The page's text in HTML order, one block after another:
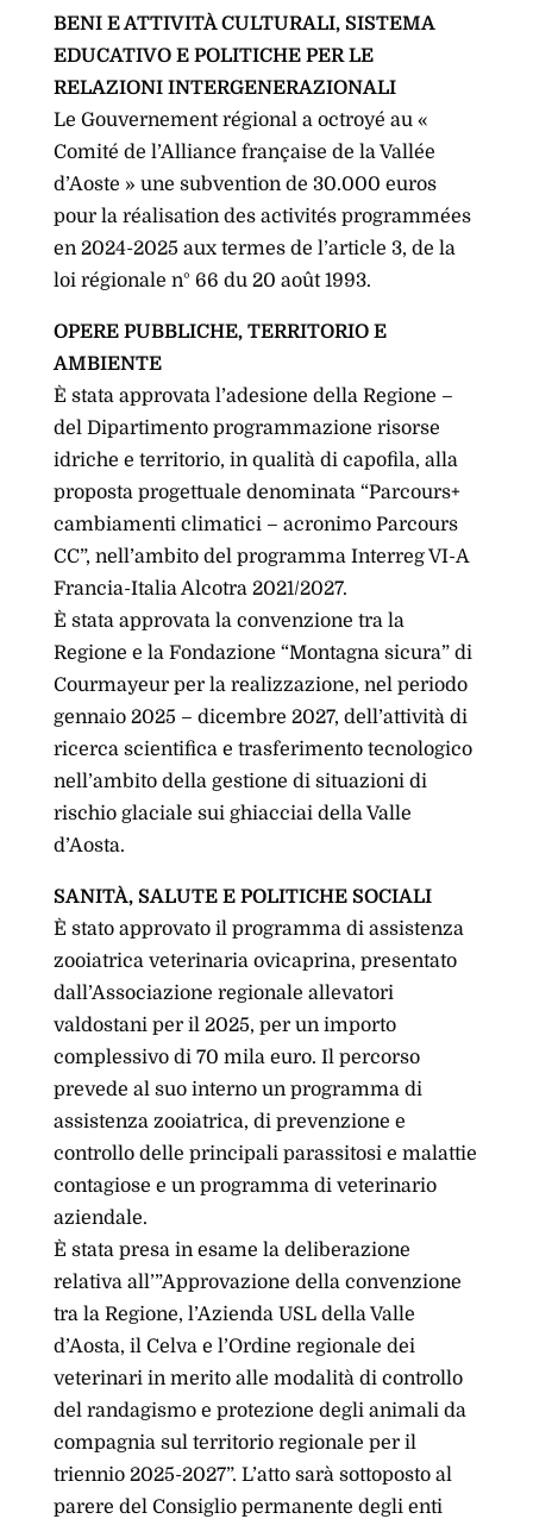
BENI E ATTIVITÀ CULTURALI, SISTEMA
EDUCATIVO E POLITICHE PER LE
RELAZIONI INTERGENERAZIONALI
Le Gouvernement régional a octroyé au «
Comité de l’Alliance française de la Vallée
d’Aoste » une subvention de 30.000 euros
pour la réalisation des activités programmées
en 2024-2025 aux termes de l’article 3, de la
loi régionale n° 66 du 20 août 1993.
OPERE PUBBLICHE, TERRITORIO E
AMBIENTE
È stata approvata l’adesione della Regione –
del Dipartimento programmazione risorse
idriche e territorio, in qualità di capofila, alla
proposta progettuale denominata “Parcours+
cambiamenti climatici – acronimo Parcours
CC”, nell’ambito del programma Interreg VI-A
Francia-Italia Alcotra 2021/2027.
È stata approvata la convenzione tra la
Regione e la Fondazione “Montagna sicura” di
Courmayeur per la realizzazione, nel periodo
gennaio 2025 – dicembre 2027, dell’attività di
ricerca scientifica e trasferimento tecnologico
nell’ambito della gestione di situazioni di
rischio glaciale sui ghiacciai della Valle
d’Aosta.
SANITÀ, SALUTE E POLITICHE SOCIALI
È stato approvato il programma di assistenza
zooiatrica veterinaria ovicaprina, presentato
dall’Associazione regionale allevatori
valdostani per il 2025, per un importo
complessivo di 70 mila euro. Il percorso
prevede al suo interno un programma di
assistenza zooiatrica, di prevenzione e
controllo delle principali parassitosi e malattie
contagiose e un programma di veterinario
aziendale.
È stata presa in esame la deliberazione
relativa all’”Approvazione della convenzione
tra la Regione, l’Azienda USL della Valle
d’Aosta, il Celva e l’Ordine regionale dei
veterinari in merito alle modalità di controllo
del randagismo e protezione degli animali da
compagnia sul territorio regionale per il
triennio 2025-2027”. L’atto sarà sottoposto al
parere del Consiglio permanente degli enti